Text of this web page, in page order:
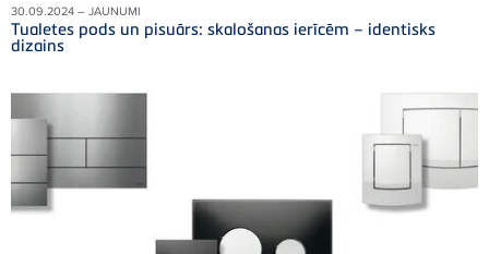
30.09.2024 – JAUNUMI
Tualetes pods un pisuārs: skalošanas ierīcēm – identisks
dizains